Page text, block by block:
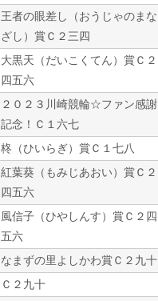
王者の眼差し（おうじゃのまな
ざし）賞Ｃ２三四
大黒天（だいこくてん）賞Ｃ２
四五六
２０２３川崎競輪☆ファン感謝
記念！Ｃ１六七
柊（ひいらぎ）賞Ｃ１七八
紅葉葵（もみじあおい）賞Ｃ２
四五六
風信子（ひやしんす）賞Ｃ２四
五六
なまずの里よしかわ賞Ｃ２九十
Ｃ２九十